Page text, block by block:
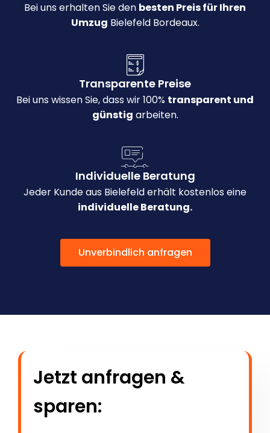
Bei uns erhalten Sie den besten Preis für Ihren
Umzug Bielefeld Bordeaux.
Transparente Preise
Bei uns wissen Sie, dass wir 100% transparent und
günstig arbeiten.
Individuelle Beratung
Jeder Kunde aus Bielefeld erhält kostenlos eine
individuelle Beratung.
Unverbindlich anfragen
Jetzt anfragen &
sparen: